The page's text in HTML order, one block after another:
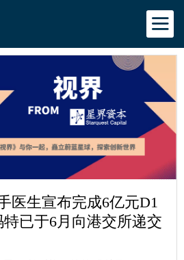
医生宣布完成6亿元D1
已于6月向港交所递交